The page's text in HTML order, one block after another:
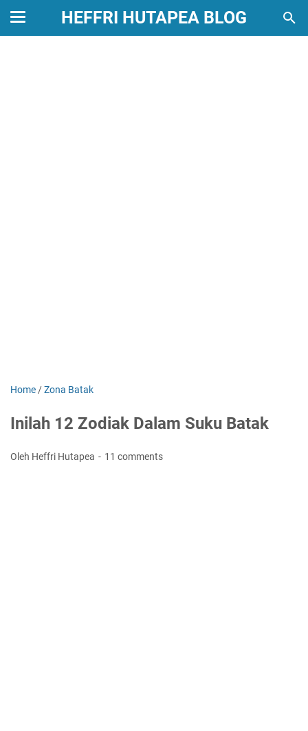
HEFFRI HUTAPEA BLOG
Home /Zona Batak
Inilah 12 Zodiak Dalam Suku Batak
Oleh Heffri Hutapea 11 comments